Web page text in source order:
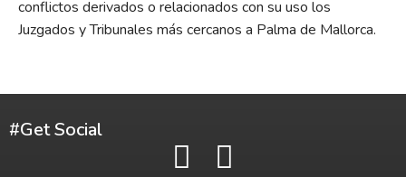
conflictos derivados o relacionados con su uso los
Juzgados y Tribunales más cercanos a Palma de Mallorca.
#Get Social